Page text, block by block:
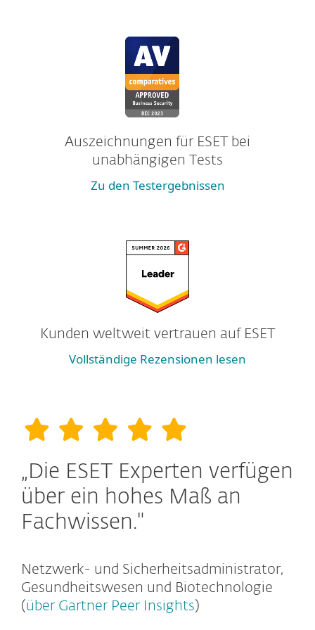
Auszeichnungen für ESET bei
unabhängigen Tests
Zu den Testergebnissen
Kunden weltweit vertrauen auf ESET
Vollständige Rezensionen lesen
„Die ESET Experten verfügen
über ein hohes Maß an
Fachwissen."
Netzwerk- und Sicherheitsadministrator,
Gesundheitswesen und Biotechnologie
(über Gartner Peer Insights)